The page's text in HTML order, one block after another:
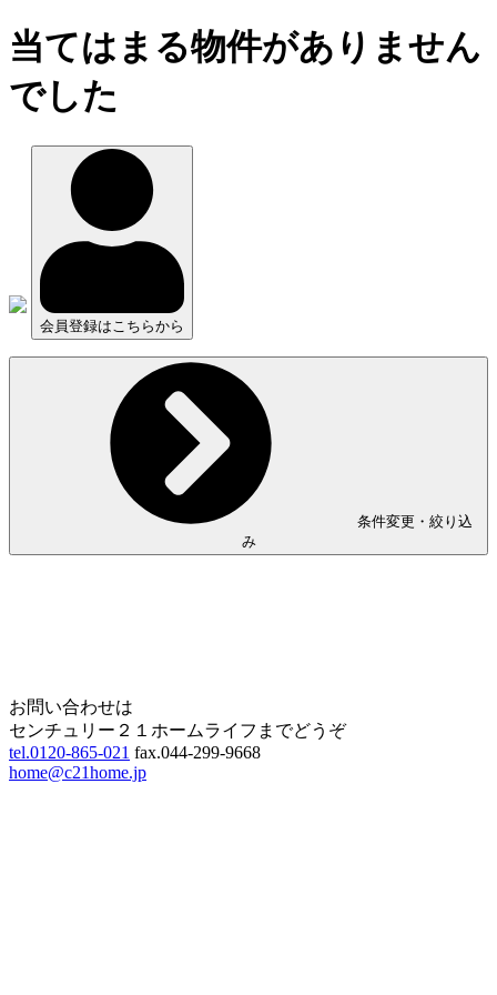
当てはまる物件がありません
でした
会員登録はこちらから
条件変更・絞り込
み
お問い合わせは
センチュリー２１ホームライフまでどうぞ
tel.0120-865-021 fax.044-299-9668
home@c21home.jp